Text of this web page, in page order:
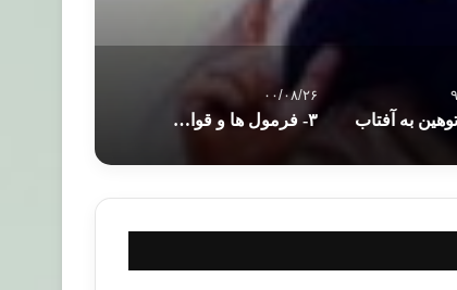
به آفتاب
۰۰/۰۸/۲۶
۳- فرمول ها و قواعد تدبر در قرآن، نکره برای تحقیر یا تعظیم